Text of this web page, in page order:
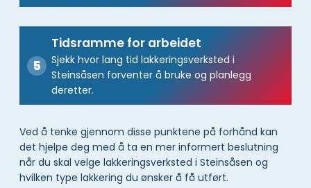
Tidsramme for arbeidet
Sjekk hvor lang tid lakkeringsverksted i
Steinsåsen forventer å bruke og planlegg
deretter.
Ved å tenke gjennom disse punktene på forhånd kan
det hjelpe deg med å ta en mer informert beslutning
når du skal velge lakkeringsverksted i Steinsåsen og
hvilken type lakkering du ønsker å få utført.